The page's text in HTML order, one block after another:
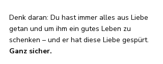
Denk daran: Du hast immer alles aus Liebe
getan und um ihm ein gutes Leben zu
schenken – und er hat diese Liebe gespürt.
Ganz sicher.